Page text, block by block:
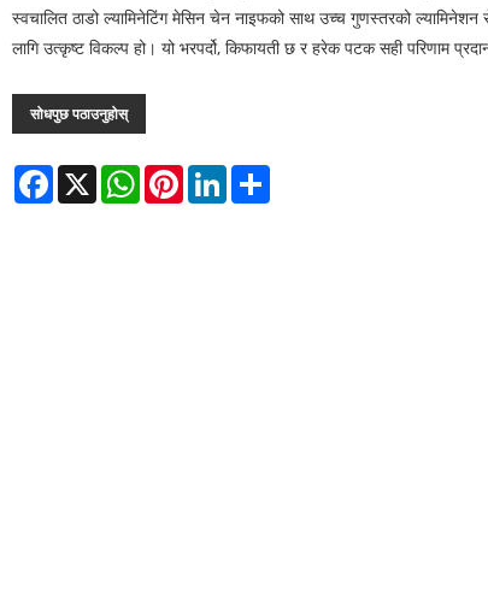
स्वचालित ठाडो ल्यामिनेटिंग मेसिन चेन नाइफको साथ उच्च गुणस्तरको
लागि उत्कृष्ट विकल्प हो। यो भरपर्दो, किफायती छ र हरेक पटक सही परिणाम
सोधपुछ पठाउनुहोस्
Facebook
X WhatsAppPinterestLinkedIn